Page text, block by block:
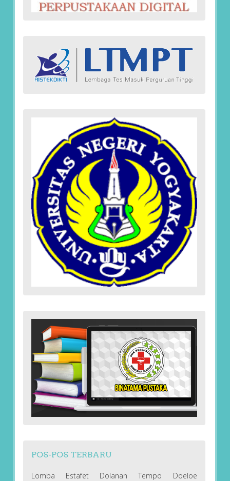
POS-POS TERBARU
Lomba Estafet Dolanan Tempo Doeloe